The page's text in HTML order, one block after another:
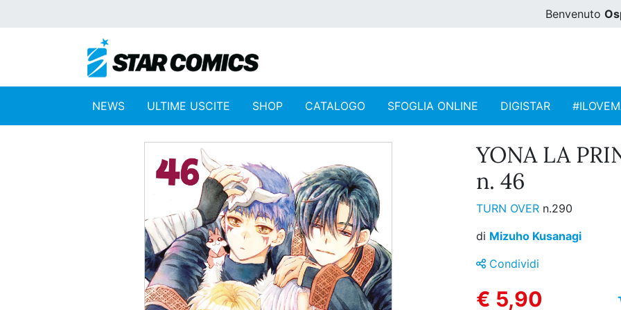
Benvenuto
NEWS ULTIME USCITE SHOP CATALOGO SFOGLIA ONLINE DIGISTAR
YONA LA
n. 46
TURN OVER n.290
di Mizuho Kusanagi
Condividi
€ 5,90